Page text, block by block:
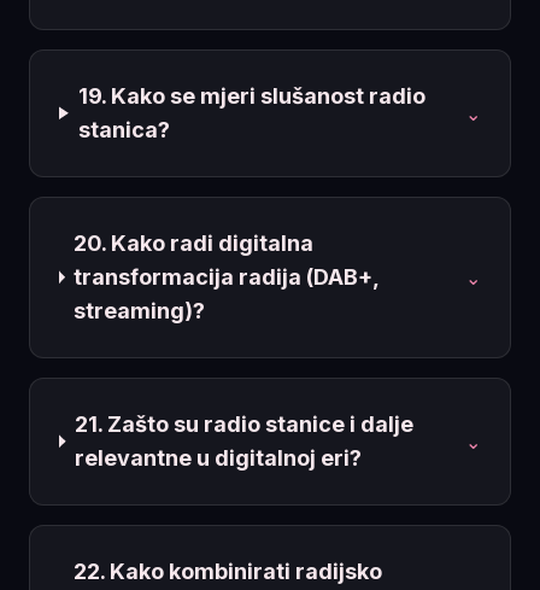
19. Kako se mjeri slušanost radio
stanica?
⌄
20. Kako radi digitalna
transformacija radija (DAB+,
streaming)?
⌄
21. Zašto su radio stanice i dalje
relevantne u digitalnoj eri?
⌄
22. Kako kombinirati radijsko